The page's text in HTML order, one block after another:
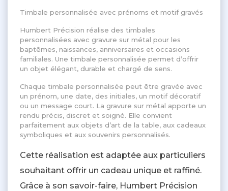
Timbale personnalisée avec prénoms et motif gravés
Humbert Précision réalise des timbales
personnalisées avec gravure sur métal pour les
baptêmes, naissances, anniversaires et occasions
familiales. Une timbale personnalisée permet d’offrir
un objet élégant, durable et chargé de sens.
Chaque timbale personnalisée peut être gravée avec
un prénom, une date, des initiales, un motif décoratif
ou un message court. La gravure sur métal apporte un
rendu précis, discret et soigné. Elle convient
parfaitement aux objets d’art de la table, aux cadeaux
symboliques et aux souvenirs personnalisés.
Cette réalisation est adaptée aux particuliers
souhaitant offrir un cadeau unique et raffiné.
Grâce à son savoir-faire, Humbert Précision